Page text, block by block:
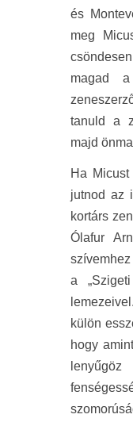
és
meg
magad
tanuld a
majd
Ha Micust
jutnod az
kortárs
Ólafur
a
külön
hogy